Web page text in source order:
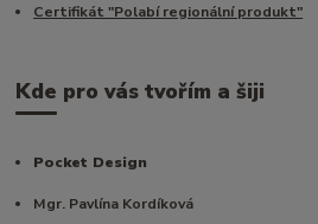
Certifikát "Polabí regionální produkt"
Kde pro vás tvořím a šiji
Pocket Design
Mgr. Pavlína Kordíková